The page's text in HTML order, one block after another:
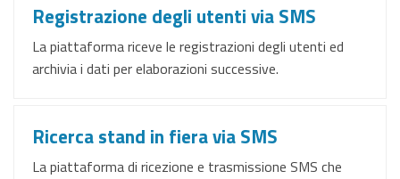
Registrazione degli utenti via SMS
La piattaforma riceve le registrazioni degli utenti ed
archivia i dati per elaborazioni successive.
Ricerca stand in fiera via SMS
La piattaforma di ricezione e trasmissione SMS che